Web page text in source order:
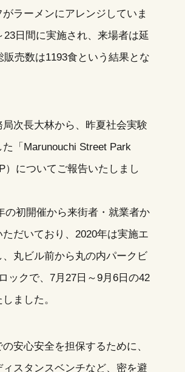
ラーメンにアレンジしていま
23日間に実施され、来場者は延
販売数は1193食という結果とな
次長大林から、昨夏社会実験
た「Marunouchi Street Park
）についてご報告いたしまし
の初開催から来街者・就業者か
ただいており、2020年は実施エ
、丸ビル前から丸の内パークビ
ックで、7月27日～9月6日の42
ました。
の安心安全を担保するために、
ィスタンスベンチなど、密を避